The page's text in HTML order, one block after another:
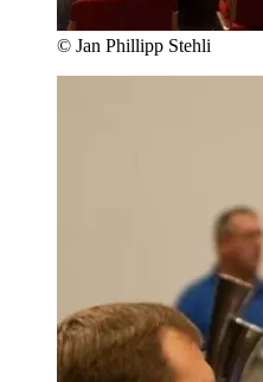
© Jan Phillipp Stehli